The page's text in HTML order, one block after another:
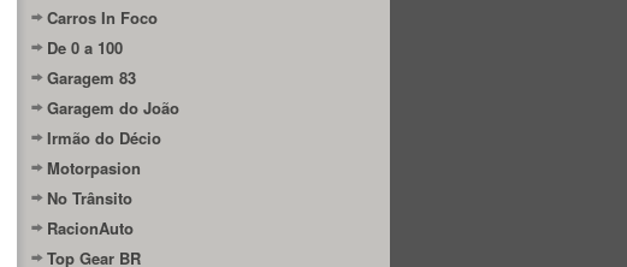
Carros In Foco
De 0 a 100
Garagem 83
Garagem do João
Irmão do Décio
Motorpasion
No Trânsito
RacionAuto
Top Gear BR